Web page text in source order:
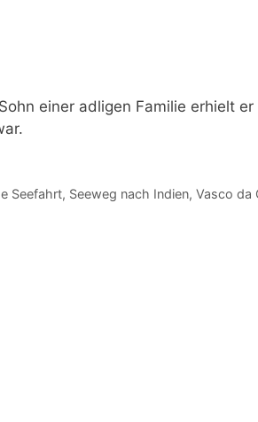
einer adligen Familie erhielt er
Seefahrt, Seeweg nach Indien, Vasco da